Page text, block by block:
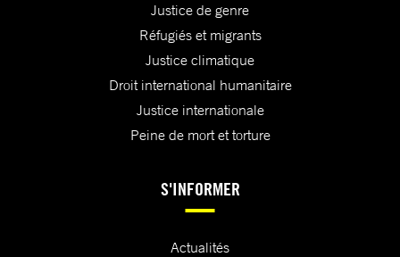
Justice de genre
Réfugiés et migrants
Justice climatique
Droit international humanitaire
Justice internationale
Peine de mort et torture
S'INFORMER
Actualités